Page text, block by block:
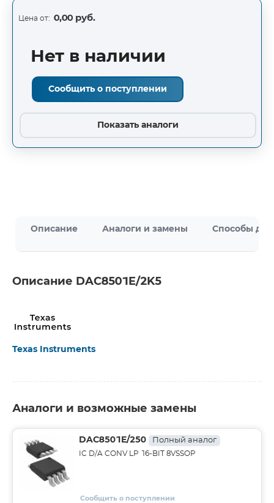
Цена от: 0,00 руб.
Нет в наличии
Сообщить о поступлении
Показать аналоги
Описание Аналоги и замены Способы
Описание DAC8501E/2K5
Texas Instruments
Аналоги и возможные замены
DAC8501E/250 Полный аналог
IC D/A CONV LP 16-BIT 8VSSOP
Сообщить о поступлении